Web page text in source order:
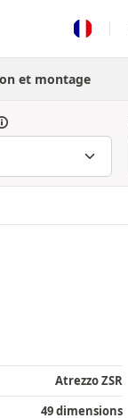
et montage
Atrezzo ZSR
49 dimensions